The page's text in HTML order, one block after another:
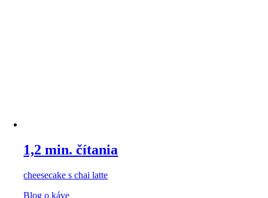
1,2 min. čítania
cheesecake s chai latte
Blog o káve